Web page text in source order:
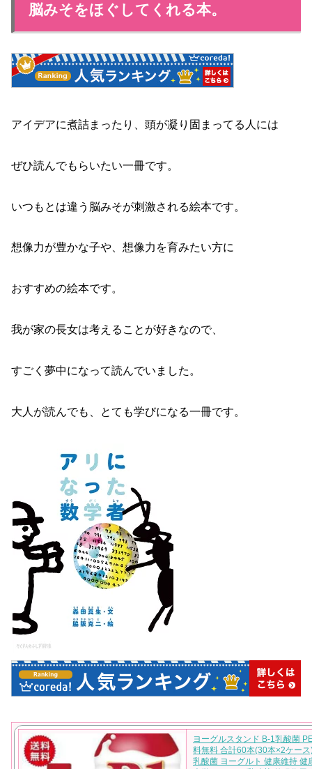
脳みそをほぐしてくれる本。
アイデアに煮詰まったり、頭が凝り固まってる人には
ぜひ読んでもらいたい一冊です。
いつもとは違う脳みそが刺激される絵本です。
想像力が豊かな子や、想像力を育みたい方に
おすすめの絵本です。
我が家の長女は考えることが好きなので、
すごく夢中になって読んでいました。
大人が読んでも、とても学びになる一冊です。
ヨーグルスタンド B-1乳酸菌
料無料 合計60本(30本×2ケー
乳酸菌 ヨーグルト 健康維持 健